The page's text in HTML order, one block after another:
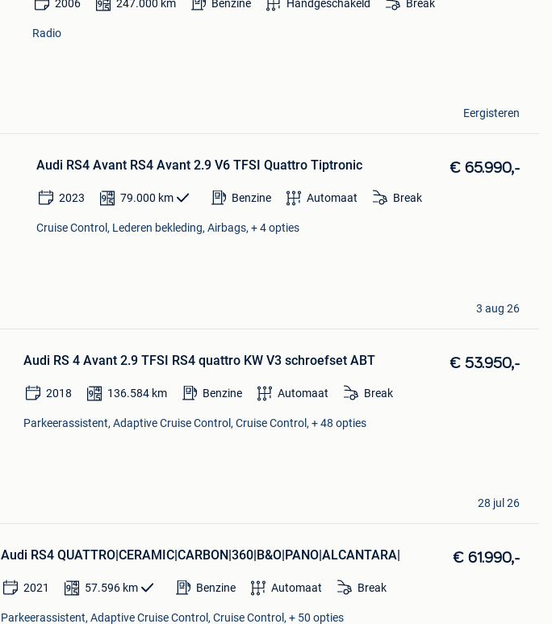
2006 247.000 km Benzine Handgeschakeld Break
Radio
Eergisteren
Audi RS4 Avant RS4 Avant 2.9 V6 TFSI Quattro Tiptronic € 65.990,-
2023 79.000 km Benzine Automaat Break
Cruise Control, Lederen bekleding, Airbags, + 4 opties
3 aug 26
Audi RS 4 Avant 2.9 TFSI RS4 quattro KW V3 schroefset ABT € 53.950,-
2018 136.584 km Benzine Automaat Break
Parkeerassistent, Adaptive Cruise Control, Cruise Control, + 48 opties
28 jul 26
Audi RS4 QUATTRO|CERAMIC|CARBON|360|B&O|PANO|ALCANTARA| € 61.990,-
2021 57.596 km Benzine Automaat Break
Parkeerassistent, Adaptive Cruise Control, Cruise Control, + 50 opties